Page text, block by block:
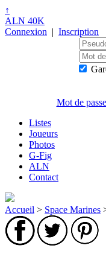
↑
ALN 40K
Connexion | Inscription
Mot de
Listes
Joueurs
Photos
G-Fig
ALN
Contact
Accueil > Space Marines